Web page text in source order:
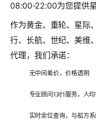
08:00-22:00为您提供
作为黄金、重轮、星际
行、长航、世纪、美维
代理，我们承诺：
无中间差价，价格透明
专业顾问1对1服务，人
实时余位查询，与船方